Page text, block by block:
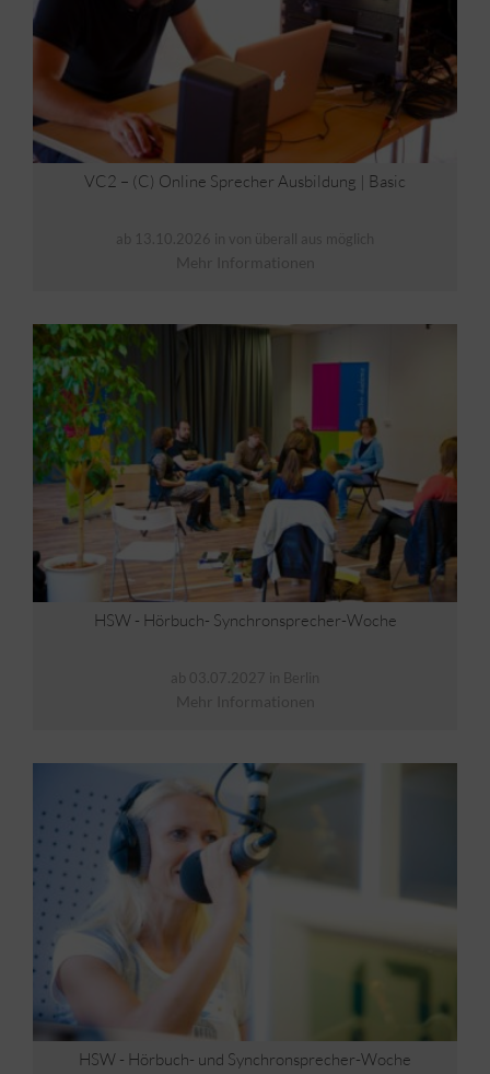
VC2 – (C) Online Sprecher Ausbildung | Basic
ab 13.10.2026 in von überall aus möglich
Mehr Informationen
HSW - Hörbuch- Synchronsprecher-Woche
ab 03.07.2027 in Berlin
Mehr Informationen
HSW - Hörbuch- und Synchronsprecher-Woche